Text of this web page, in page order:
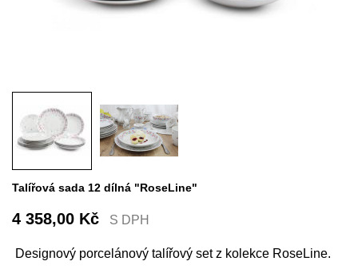
Talířová sada 12 dílná "RoseLine"
4 358,00 Kč S DPH
Designový porcelánový talířový set z kolekce RoseLine.